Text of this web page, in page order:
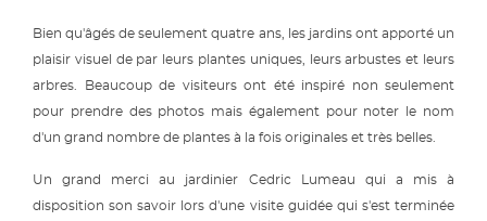
Bien qu'âgés de seulement quatre ans, les jardins ont apporté un
plaisir visuel de par leurs plantes uniques, leurs arbustes et leurs
arbres. Beaucoup de visiteurs ont été inspiré non seulement
pour prendre des photos mais également pour noter le nom
d'un grand nombre de plantes à la fois originales et très belles.
Un grand merci au jardinier Cedric Lumeau qui a mis à
disposition son savoir lors d'une visite guidée qui s'est terminée